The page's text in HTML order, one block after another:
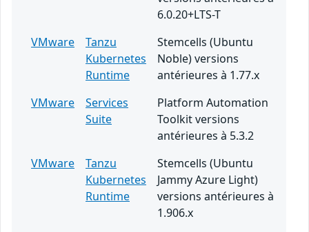
6.0.20+LTS-T
VMware
Tanzu
Kubernetes
Runtime
Stemcells (Ubuntu
Noble) versions
antérieures à 1.77.x
VMware
Services
Suite
Platform Automation
Toolkit versions
antérieures à 5.3.2
VMware
Tanzu
Kubernetes
Runtime
Stemcells (Ubuntu
Jammy Azure Light)
versions antérieures à
1.906.x